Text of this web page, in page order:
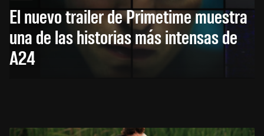
El nuevo trailer de Primetime muestra
una de las historias más intensas de
A24